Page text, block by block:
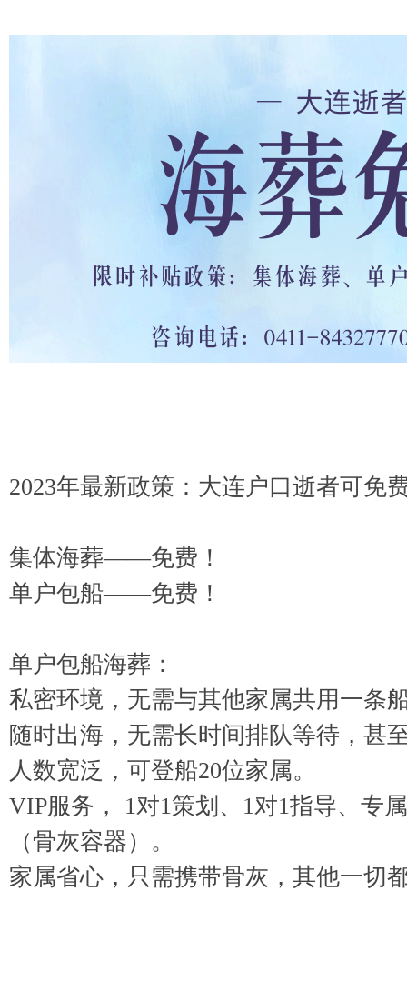
2023年最新政策：大连户口逝者可免
集体海葬——免费！
单户包船——免费！
单户包船海葬：
私密环境，无需与其他家属共用一条
随时出海，无需长时间排队等待，甚
人数宽泛，可登船20位家属。
VIP服务， 1对1策划、1对1指导、专
（骨灰容器）。
家属省心，只需携带骨灰，其他一切